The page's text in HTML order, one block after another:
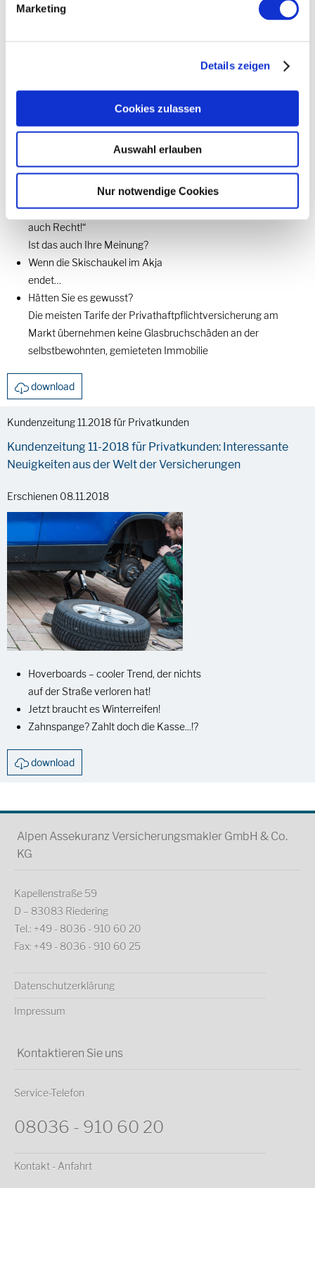
Marketing
Details zeigen
Cookies zulassen
Auswahl erlauben
Nur notwendige Cookies
„Wenn ich im Recht bin, bekomme ich
auch Recht!“
Ist das auch Ihre Meinung?
Wenn die Skischaukel im Akja
endet…
Hätten Sie es gewusst?
Die meisten Tarife der Privathaftpflichtversicherung am
Markt übernehmen keine Glasbruchschäden an der
selbstbewohnten, gemieteten Immobilie
download
Kundenzeitung 11.2018 für Privatkunden
Kundenzeitung 11-2018 für Privatkunden: Interessante
Neuigkeiten aus der Welt der Versicherungen
Erschienen 08.11.2018
Hoverboards – cooler Trend, der nichts
auf der Straße verloren hat!
Jetzt braucht es Winterreifen!
Zahnspange? Zahlt doch die Kasse...!?
download
Alpen Assekuranz Versicherungsmakler GmbH & Co.
KG
Kapellenstraße 59
D – 83083 Riedering
Tel.: +49 - 8036 - 910 60 20
Fax: +49 - 8036 - 910 60 25
Datenschutzerklärung
Impressum
Kontaktieren Sie uns
Service-Telefon
08036 - 910 60 20
Kontakt - Anfahrt